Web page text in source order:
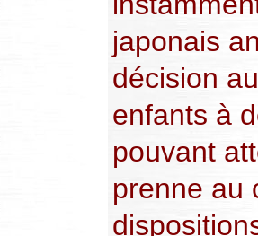
japonais
décision
enfants à
pouvant
prenne au